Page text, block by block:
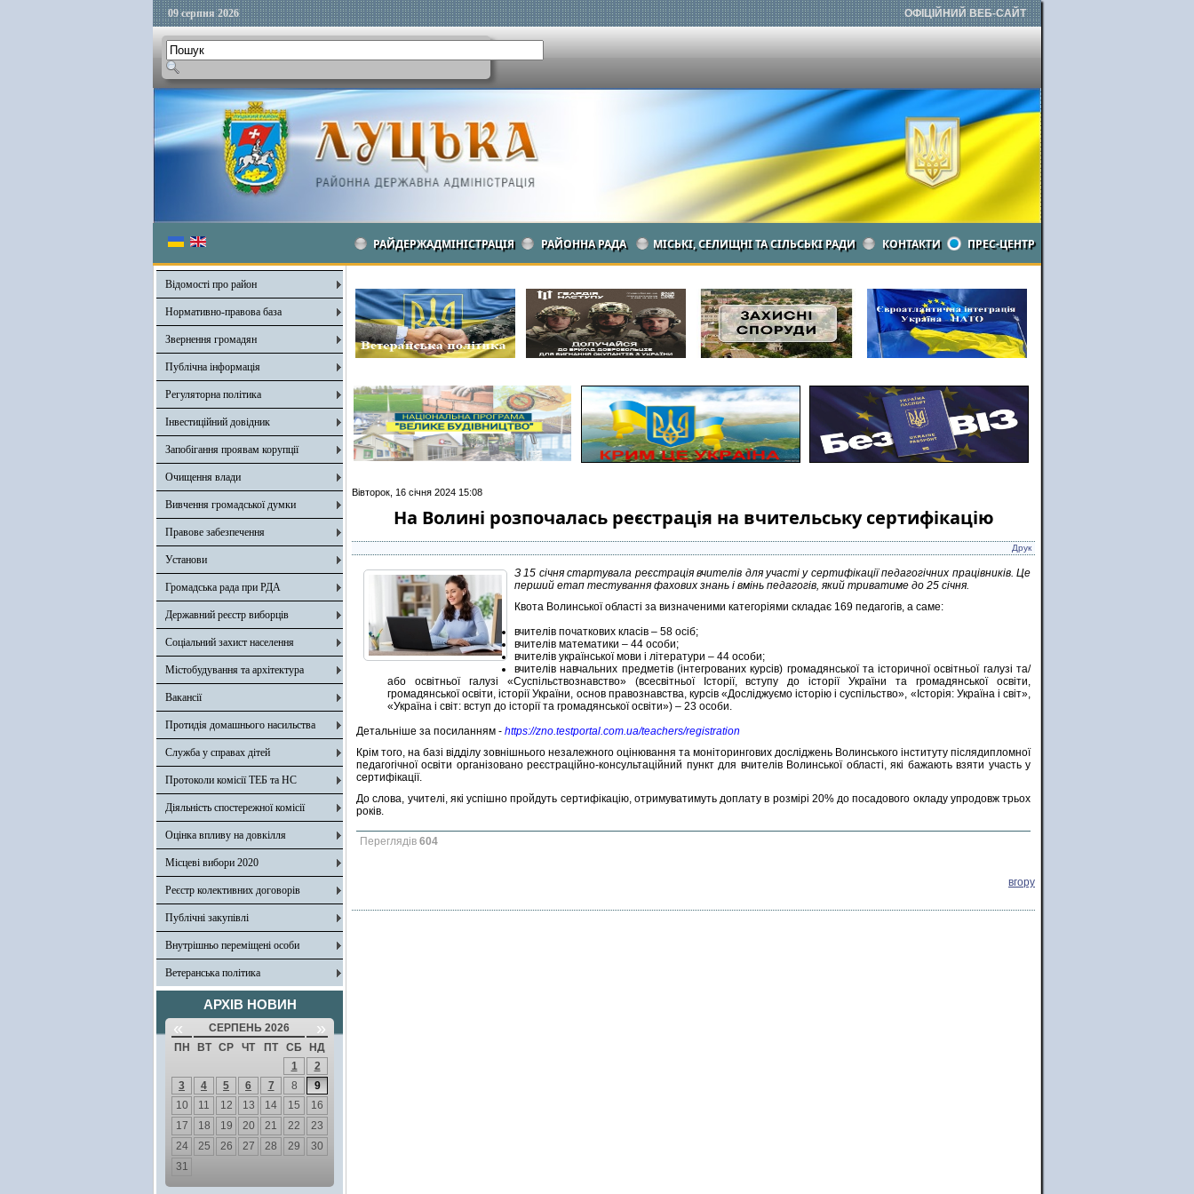
09 серпня 2026 ОФІЦІЙНИЙ ВЕБ-САЙТ
РАЙДЕРЖАДМІНІСТРАЦІЯ РАЙОННА РАДА МІСЬКІ, СЕЛИЩНІ ТА СІЛЬСЬКІ РАДИ КОНТАКТИ ПРЕС-ЦЕНТР
Відомості про район
Нормативно-правова база
Звернення громадян
Публічна інформація
Регуляторна політика
Інвестиційний довідник
Запобігання проявам корупції
Очищення влади
Вивчення громадської думки
Правове забезпечення
Установи
Громадська рада при РДА
Державний реєстр виборців
Соціальний захист населення
Містобудування та архітектура
Вакансії
Протидія домашнього насильства
Служба у справах дітей
Протоколи комісії ТЕБ та НС
Діяльність спостережної комісії
Оцінка впливу на довкілля
Місцеві вибори 2020
Реєстр колективних договорів
Публічні закупівлі
Внутрішньо переміщені особи
Ветеранська політика
АРХІВ НОВИН
« СЕРПЕНЬ 2026 »
ПН ВТ СР ЧТ ПТ СБ
НД
1
2
3
4 5 6 7 8
9
10
11 12 13 14 15
16
17
18 19 20 21 22
23
24
25 26 27 28 29
30
31
Вівторок, 16 січня 2024 15:08
На Волині розпочалась реєстрація на вчительську сертифікацію
Друк
З 15 січня стартувала реєстрація вчителів для участі у сертифікації педагогічних працівників. Це
перший етап тестування фахових знань і вмінь педагогів, який триватиме до 25 січня.
Квота Волинської області за визначеними категоріями складає 169 педагогів, а саме:
вчителів початкових класів – 58 осіб;
вчителів математики – 44 особи;
вчителів української мови і літератури – 44 особи;
вчителів навчальних предметів (інтегрованих курсів) громадянської та історичної освітньої галузі та/
або освітньої галузі «Суспільствознавство» (всесвітньої Історії, вступу до історії України та громадянської освіти,
громадянської освіти, історії України, основ правознавства, курсів «Досліджуємо історію і суспільство», «Історія: Україна і світ»,
«Україна і світ: вступ до історії та громадянської освіти») – 23 особи.
Детальніше за посиланням - https://zno.testportal.com.ua/teachers/registration
Крім того, на базі відділу зовнішнього незалежного оцінювання та моніторингових досліджень Волинського інституту післядипломної
педагогічної освіти організовано реєстраційно-консультаційний пункт для вчителів Волинської області, які бажають взяти участь у
сертифікації.
До слова, учителі, які успішно пройдуть сертифікацію, отримуватимуть доплату в розмірі 20% до посадового окладу упродовж трьох
років.
Переглядів 604
вгору